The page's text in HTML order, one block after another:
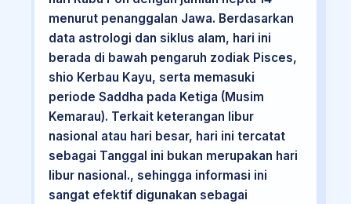
menurut penanggalan Jawa. Berdasarkan
data astrologi dan siklus alam, hari ini
berada di bawah pengaruh zodiak Pisces,
shio Kerbau Kayu, serta memasuki
periode Saddha pada Ketiga (Musim
Kemarau). Terkait keterangan libur
nasional atau hari besar, hari ini tercatat
sebagai Tanggal ini bukan merupakan hari
libur nasional., sehingga informasi ini
sangat efektif digunakan sebagai